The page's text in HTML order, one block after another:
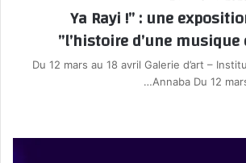
“Ya Rayi !” : une
l’histoire d’une
Du 12 mars au 18 avril Galerie d’art –
Annaba Du 12